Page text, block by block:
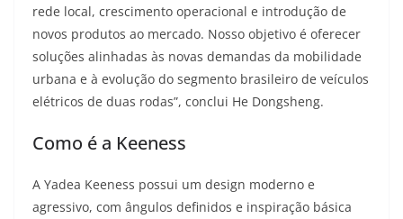
rede local, crescimento operacional e introdução de
novos produtos ao mercado. Nosso objetivo é oferecer
soluções alinhadas às novas demandas da mobilidade
urbana e à evolução do segmento brasileiro de veículos
elétricos de duas rodas”, conclui He Dongsheng.
Como é a Keeness
A Yadea Keeness possui um design moderno e
agressivo, com ângulos definidos e inspiração básica